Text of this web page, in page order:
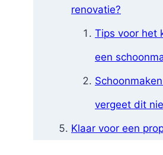
renovatie?
Tips voor het
een
vergeet dit
Klaar voor een